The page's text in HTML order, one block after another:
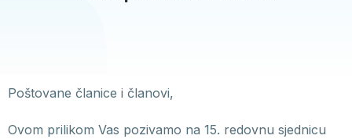
Poštovane članice i članovi,
Ovom prilikom Vas pozivamo na 15. redovnu sjednicu